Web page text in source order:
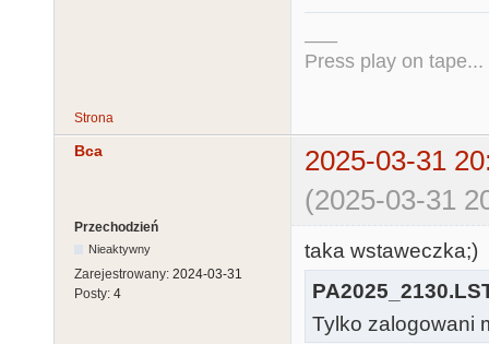
32702 REM
32703 REM BY
32704 REM
32706 REM
WSZYSTKICH)
32707 REM
32708 REM
32709 REM
32766 REM
RUN
Press play on tape...
Strona
Bca
2025-03-31
(2025-03-31
Przechodzień
Nieaktywny
Zarejestrowany: 2024-03-31
Posty: 4
taka wstaweczka;)
Tylko zalogowani